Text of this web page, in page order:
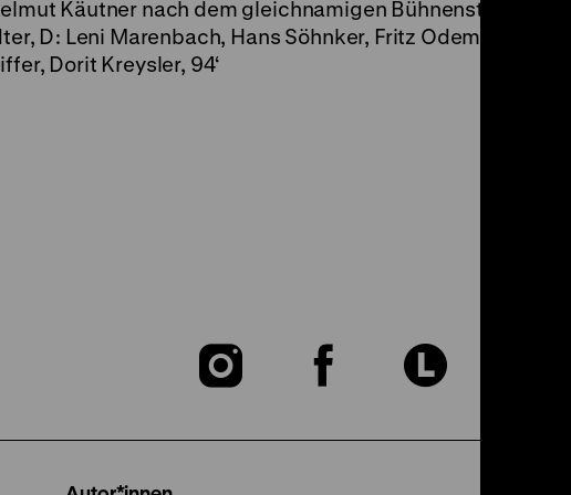
Käutner nach dem gleichnamigen Bühnenstück von
D: Leni Marenbach, Hans Söhnker, Fritz Odemar,
Dorit Kreysler, 94‘
Zu
Zu
Zu